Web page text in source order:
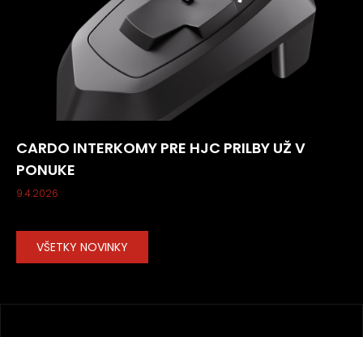
CARDO INTERKOMY PRE HJC PRILBY UŽ V
PONUKE
9.4.2026
VŠETKY NOVINKY